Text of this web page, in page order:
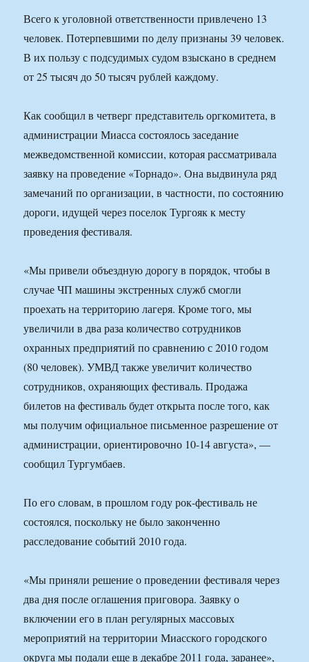
Всего к уголовной ответственности привлечено 13
человек. Потерпевшими по делу признаны 39 человек.
В их пользу с подсудимых судом взыскано в среднем
от 25 тысяч до 50 тысяч рублей каждому.
Как сообщил в четверг представитель оргкомитета, в
администрации Миасса состоялось заседание
межведомственной комиссии, которая рассматривала
заявку на проведение «Торнадо». Она выдвинула ряд
замечаний по организации, в частности, по состоянию
дороги, идущей через поселок Тургояк к месту
проведения фестиваля.
«Мы привели объездную дорогу в порядок, чтобы в
случае ЧП машины экстренных служб смогли
проехать на территорию лагеря. Кроме того, мы
увеличили в два раза количество сотрудников
охранных предприятий по сравнению с 2010 годом
(80 человек). УМВД также увеличит количество
сотрудников, охраняющих фестиваль. Продажа
билетов на фестиваль будет открыта после того, как
мы получим официальное письменное разрешение от
администрации, ориентировочно 10-14 августа», —
сообщил Тургумбаев.
По его словам, в прошлом году рок-фестиваль не
состоялся, поскольку не было законченно
расследование событий 2010 года.
«Мы приняли решение о проведении фестиваля через
два дня после оглашения приговора. Заявку о
включении его в план регулярных массовых
мероприятий на территории Миасского городского
округа мы подали еще в декабре 2011 года, заранее»,